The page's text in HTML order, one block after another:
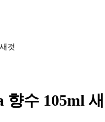
것
향수 105ml